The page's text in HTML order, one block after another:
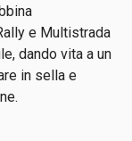
e Multistrada
dando vita a un
in sella e